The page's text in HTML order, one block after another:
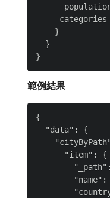
     categories
    }
  }
範例結果
{
  "data": {
      "item": {
"name":